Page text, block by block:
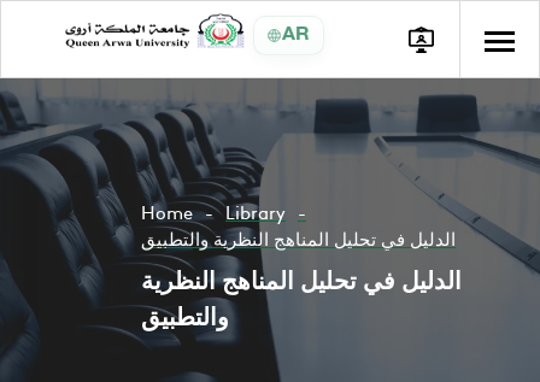
AR
Home
Library
الدليل في تحليل المناهج النظرية والتطبيق
الدليل في تحليل المناهج النظرية
والتطبيق